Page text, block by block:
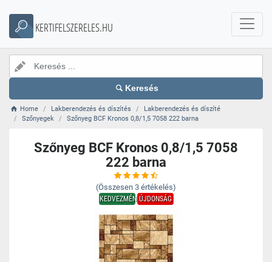
KERTIFELSZERELES.HU
Keresés
Home Lakberendezés és díszítés
Lakberendezés és díszíté
Szőnyegek
Szőnyeg BCF Kronos 0,8/1,5 7058 222 barna
Szőnyeg BCF Kronos 0,8/1,5 7058
222 barna
(Összesen 3 értékelés)
KEDVEZMÉNYÚJDONSÁG